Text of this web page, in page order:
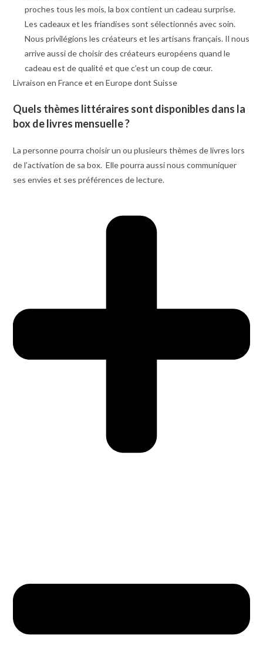
proches tous les mois, la box contient un cadeau surprise.
Les cadeaux et les friandises sont sélectionnés avec soin.
Nous privilégions les créateurs et les artisans français. Il nous
arrive aussi de choisir des créateurs européens quand le
cadeau est de qualité et que c’est un coup de cœur.
Livraison en France et en Europe dont Suisse
Quels thèmes littéraires sont disponibles dans la
box de livres mensuelle ?
La personne pourra choisir un ou plusieurs thèmes de livres lors
de l’activation de sa box. Elle pourra aussi nous communiquer
ses envies et ses préférences de lecture.